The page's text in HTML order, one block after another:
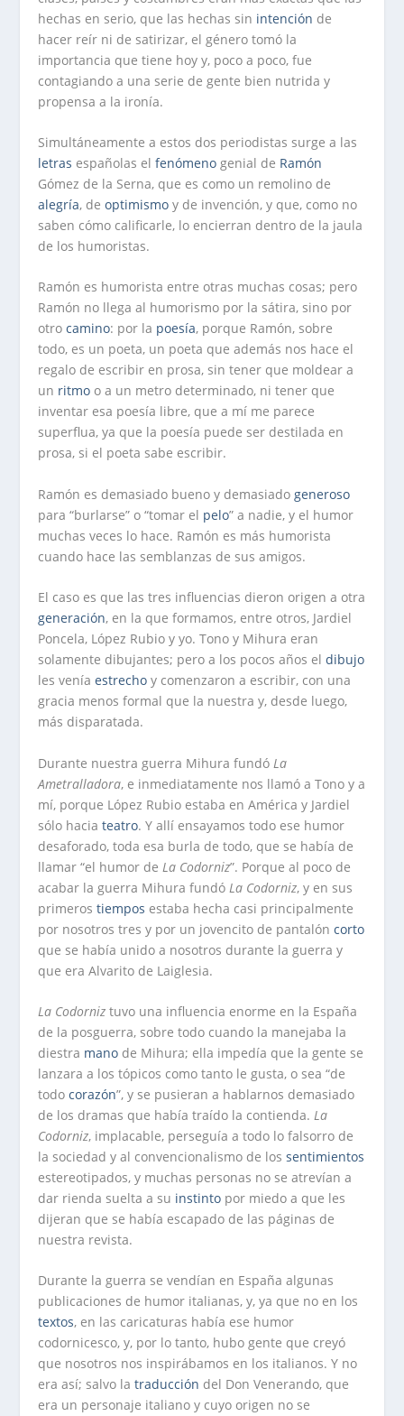
hechas en serio, que las hechas sin intención de
hacer reír ni de satirizar, el género tomó la
importancia que tiene hoy y, poco a poco, fue
contagiando a una serie de gente bien nutrida y
propensa a la ironía.
Simultáneamente a estos dos periodistas surge a las
letras españolas elfenómeno genial de Ramón
Gómez de la Serna, que es como un remolino de
alegría, deoptimismo y de invención, y que, como no
saben cómo calificarle, lo encierran dentro de la jaula
de los humoristas.
Ramón es humorista entre otras muchas cosas; pero
Ramón no llega al humorismo por la sátira, sino por
otrocamino: por la poesía, porque Ramón, sobre
todo, es un poeta, un poeta que además nos hace el
regalo de escribir en prosa, sin tener que moldear a
un ritmo o a un metro determinado, ni tener que
inventar esa poesía libre, que a mí me parece
superflua, ya que la poesía puede ser destilada en
prosa, si el poeta sabe escribir.
Ramón es demasiado bueno y demasiadogeneroso
para “burlarse” o “tomar el pelo” a nadie, y el humor
muchas veces lo hace. Ramón es más humorista
cuando hace las semblanzas de sus amigos.
El caso es que las tres influencias dieron origen a otra
generación, en la que formamos, entre otros, Jardiel
Poncela, López Rubio y yo. Tono y Mihura eran
solamente dibujantes; pero a los pocos años eldibujo
les veníaestrecho y comenzaron a escribir, con una
gracia menos formal que la nuestra y, desde luego,
más disparatada.
Durante nuestra guerra Mihura fundó La
Ametralladora, e inmediatamente nos llamó a Tono y a
mí, porque López Rubio estaba en América y Jardiel
sólo haciateatro. Y allí ensayamos todo ese humor
desaforado, toda esa burla de todo, que se había de
llamar “el humor de La Codorniz”. Porque al poco de
acabar la guerra Mihura fundó La Codorniz, y en sus
primerostiempos estaba hecha casi principalmente
por nosotros tres y por un jovencito de pantalóncorto
que se había unido a nosotros durante la guerra y
que era Alvarito de Laiglesia.
La Codorniz tuvo una influencia enorme en la España
de la posguerra, sobre todo cuando la manejaba la
diestra mano de Mihura; ella impedía que la gente se
lanzara a los tópicos como tanto le gusta, o sea “de
todocorazón”, y se pusieran a hablarnos demasiado
de los dramas que había traído la contienda.La
Codorniz, implacable, perseguía a todo lo falsorro de
la sociedad y al convencionalismo de lossentimientos
estereotipados, y muchas personas no se atrevían a
dar rienda suelta a su instinto por miedo a que les
dijeran que se había escapado de las páginas de
nuestra revista.
Durante la guerra se vendían en España algunas
publicaciones de humor italianas, y, ya que no en los
textos, en las caricaturas había ese humor
codornicesco, y, por lo tanto, hubo gente que creyó
que nosotros nos inspirábamos en los italianos. Y no
era así; salvo latraducción del Don Venerando, que
era un personaje italiano y cuyo origen no se